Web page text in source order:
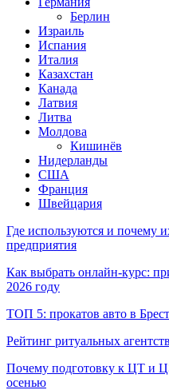
Берлин
Израиль
Испания
Италия
Казахстан
Канада
Латвия
Литва
Молдова
Кишинёв
Нидерланды
США
Франция
Швейцария
Где используются и почему
предприятия
Как выбрать онлайн-курс:
2026 году
ТОП 5: прокатов авто в
Рейтинг ритуальных
Почему подготовку к ЦТ и
осенью